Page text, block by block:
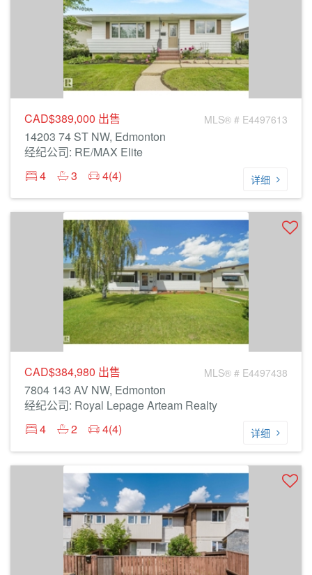
CAD$389,000 出售 MLS® # E4497613
14203 74 ST NW, Edmonton
经纪公司: RE/MAX Elite
4
3 4(4) 详细
CAD$384,980 出售 MLS® # E4497438
7804 143 AV NW, Edmonton
经纪公司: Royal Lepage Arteam Realty
4
2 4(4) 详细